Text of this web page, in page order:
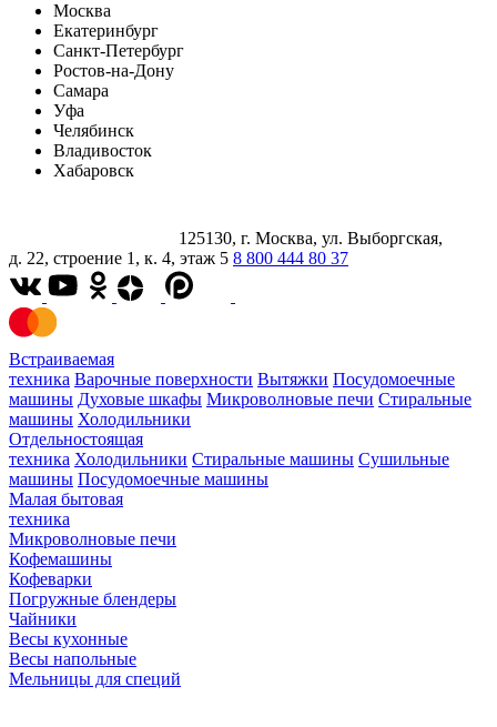
Москва
Екатеринбург
Санкт-Петербург
Ростов-на-Дону
Самара
Уфа
Челябинск
Владивосток
Хабаровск
125130, г. Москва, ул. Выборгская,
д. 22, строение 1, к. 4, этаж 5 8 800 444 80 37
Встраиваемая
техника Варочные поверхности Вытяжки Посудомоечные
машины Духовые шкафы Микроволновые печи Стиральные
машины Холодильники
Отдельностоящая
техника Холодильники Стиральные машины Сушильные
машины Посудомоечные машины
Малая бытовая
техника
Микроволновые печи
Кофемашины
Кофеварки
Погружные блендеры
Чайники
Весы кухонные
Весы напольные
Мельницы для специй